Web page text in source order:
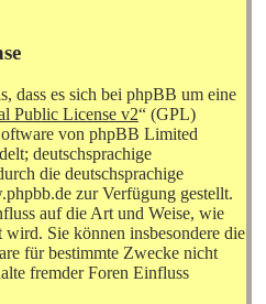
dass es sich bei phpBB um eine
Public License v2“ (GPL)
von phpBB Limited
deutschsprachige
die deutschsprachige
zur Verfügung gestellt.
auf die Art und Weise, wie
Sie können insbesondere die
für bestimmte Zwecke nicht
fremder Foren Einfluss